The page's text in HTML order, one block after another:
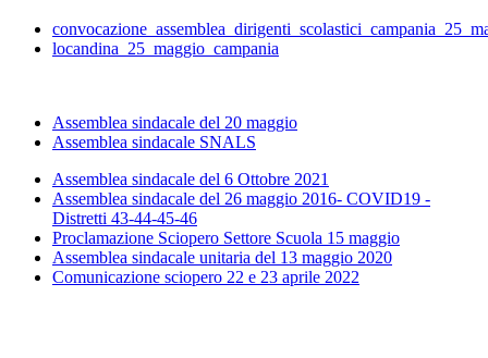
locandina_25_maggio_campania
Assemblea sindacale del 20 maggio
Assemblea sindacale SNALS
Assemblea sindacale del 6 Ottobre 2021
Assemblea sindacale del 26 maggio 2016- COVID19 -
Distretti 43-44-45-46
Proclamazione Sciopero Settore Scuola 15 maggio
Assemblea sindacale unitaria del 13 maggio 2020
Comunicazione sciopero 22 e 23 aprile 2022